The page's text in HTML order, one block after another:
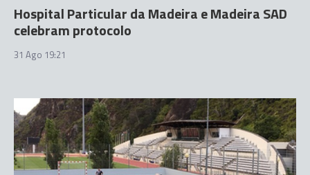
Hospital Particular da Madeira e Madeira SAD
celebram protocolo
31 Ago 19:21